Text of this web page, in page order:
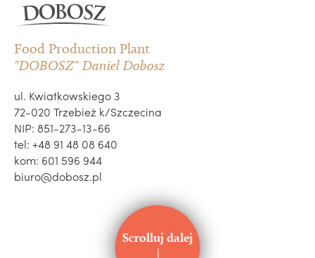
Food Production Plant
"DOBOSZ" Daniel Dobosz
ul. Kwiatkowskiego 3
72-020 Trzebież k/Szczecina
NIP: 851-273-13-66
tel: +48 91 48 08 640
kom: 601 596 944
biuro@dobosz.pl
Scrolluj dalej